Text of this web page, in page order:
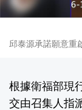
邱泰源承諾願意重
根據衛福部現
交由召集人指